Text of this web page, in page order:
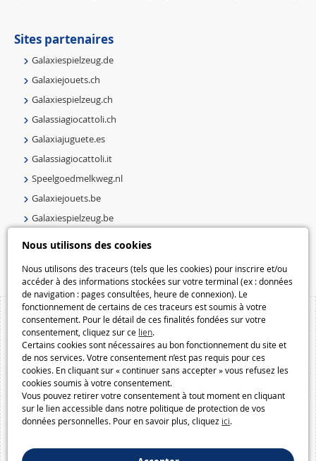
Nous utilisons des cookies
Nous utilisons des traceurs (tels que les cookies) pour inscrire et/ou
accéder à des informations stockées sur votre terminal (ex : données
de navigation : pages consultées, heure de connexion). Le
fonctionnement de certains de ces traceurs est soumis à votre
consentement. Pour le détail de ces finalités fondées sur votre
consentement, cliquez sur ce lien.
Certains cookies sont nécessaires au bon fonctionnement du site et
de nos services. Votre consentement n’est pas requis pour ces
cookies. En cliquant sur « continuer sans accepter » vous refusez les
cookies soumis à votre consentement.
Vous pouvez retirer votre consentement à tout moment en cliquant
sur le lien accessible dans notre politique de protection de vos
données personnelles. Pour en savoir plus, cliquez ici.
Sites partenaires
Galaxiespielzeug.de
Galaxiejouets.ch
Galaxiespielzeug.ch
Galassiagiocattoli.ch
Galaxiajuguete.es
Galassiagiocattoli.it
Speelgoedmelkweg.nl
Galaxiejouets.be
Galaxiespielzeug.be